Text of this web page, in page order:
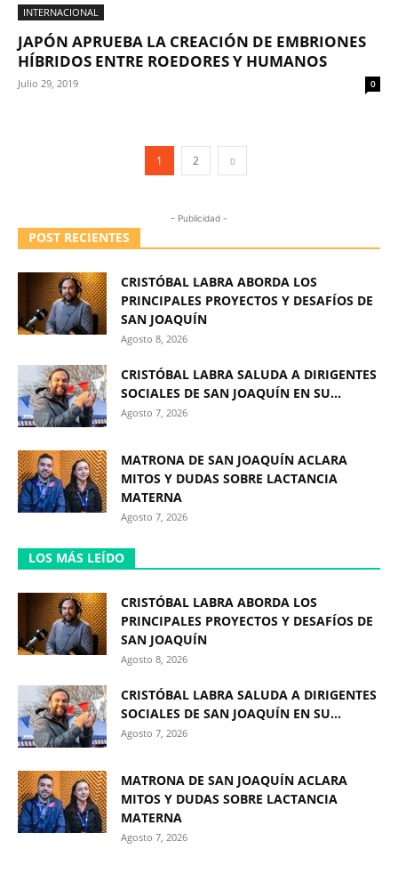
INTERNACIONAL
JAPÓN APRUEBA LA CREACIÓN DE EMBRIONES
HÍBRIDOS ENTRE ROEDORES Y HUMANOS
Julio 29, 2019 0
1 2
- Publicidad -
POST RECIENTES
CRISTÓBAL LABRA ABORDA LOS
PRINCIPALES PROYECTOS Y DESAFÍOS DE
SAN JOAQUÍN
Agosto 8, 2026
CRISTÓBAL LABRA SALUDA A DIRIGENTES
SOCIALES DE SAN JOAQUÍN EN SU...
Agosto 7, 2026
MATRONA DE SAN JOAQUÍN ACLARA
MITOS Y DUDAS SOBRE LACTANCIA
MATERNA
Agosto 7, 2026
LOS MÁS LEÍDO
CRISTÓBAL LABRA ABORDA LOS
PRINCIPALES PROYECTOS Y DESAFÍOS DE
SAN JOAQUÍN
Agosto 8, 2026
CRISTÓBAL LABRA SALUDA A DIRIGENTES
SOCIALES DE SAN JOAQUÍN EN SU...
Agosto 7, 2026
MATRONA DE SAN JOAQUÍN ACLARA
MITOS Y DUDAS SOBRE LACTANCIA
MATERNA
Agosto 7, 2026